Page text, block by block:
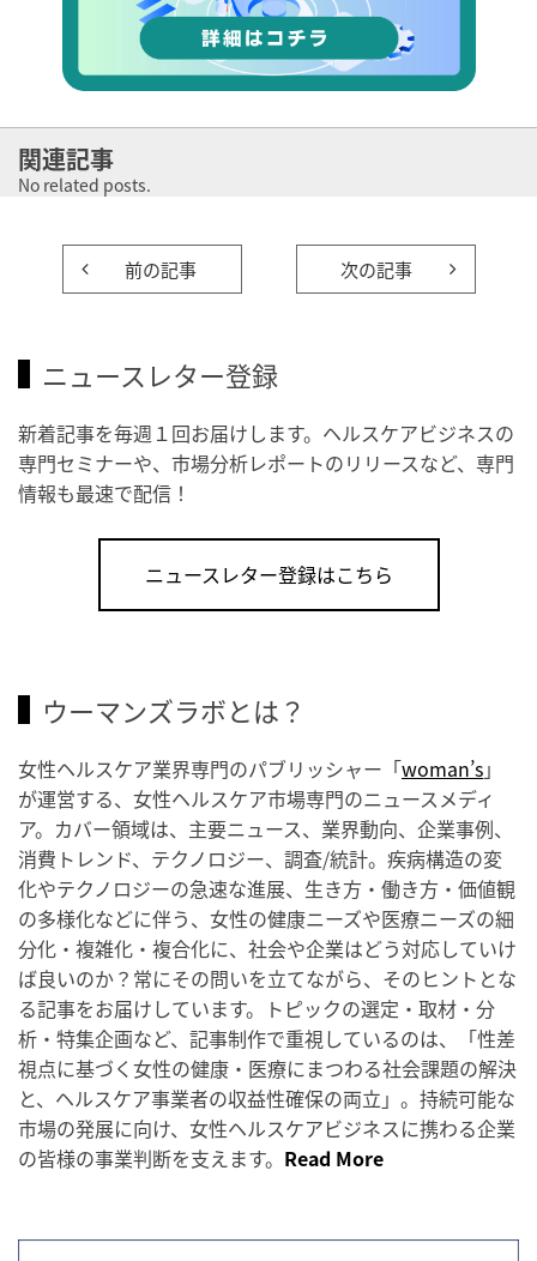
関連記事
No related posts.
前の記事 次の記事
ニュースレター登録
新着記事を毎週１回お届けします。ヘルスケアビジネスの
専門セミナーや、市場分析レポートのリリースなど、専門
情報も最速で配信！
ニュースレター登録はこちら
ウーマンズラボとは？
女性ヘルスケア業界専門のパブリッシャー「woman’s」
が運営する、女性ヘルスケア市場専門のニュースメディ
ア。カバー領域は、主要ニュース、業界動向、企業事例、
消費トレンド、テクノロジー、調査/統計。疾病構造の変
化やテクノロジーの急速な進展、生き方・働き方・価値観
の多様化などに伴う、女性の健康ニーズや医療ニーズの細
分化・複雑化・複合化に、社会や企業はどう対応していけ
ば良いのか？常にその問いを立てながら、そのヒントとな
る記事をお届けしています。トピックの選定・取材・分
析・特集企画など、記事制作で重視しているのは、「性差
視点に基づく女性の健康・医療にまつわる社会課題の解決
と、ヘルスケア事業者の収益性確保の両立」。持続可能な
市場の発展に向け、女性ヘルスケアビジネスに携わる企業
の皆様の事業判断を支えます。 Read More